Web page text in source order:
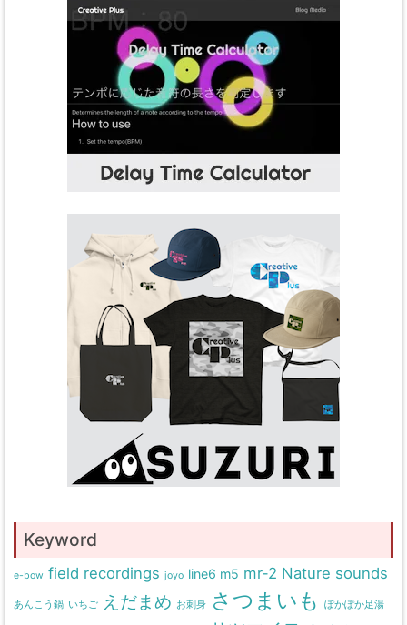
Keyword
e-bow field recordings joyo line6 m5 mr-2 Nature sounds
あんこう鍋 いちご えだまめ お刺身 さつまいも ぽかぽか足湯